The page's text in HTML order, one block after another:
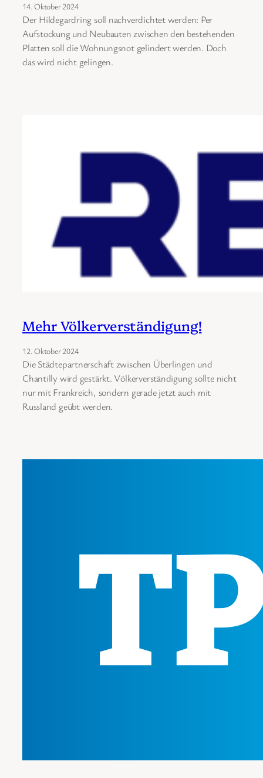
14. Oktober 2024
Der Hildegardring soll nachverdichtet werden: Per
Aufstockung und Neubauten zwischen den bestehenden
Platten soll die Wohnungsnot gelindert werden. Doch
das wird nicht gelingen.
Mehr Völkerverständigung!
12. Oktober 2024
Die Städtepartnerschaft zwischen Überlingen und
Chantilly wird gestärkt. Völkerverständigung sollte nicht
nur mit Frankreich, sondern gerade jetzt auch mit
Russland geübt werden.